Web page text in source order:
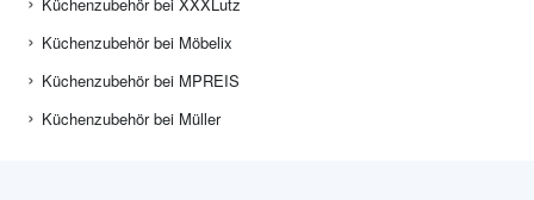
Küchenzubehör bei Möbelix
Küchenzubehör bei MPREIS
Küchenzubehör bei Müller